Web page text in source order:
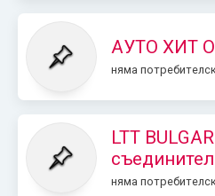
АУТО ХИТ
няма
LTT
няма